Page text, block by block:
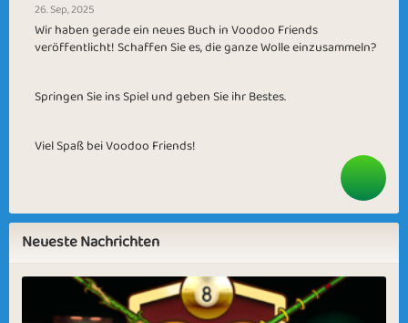
26. Sep, 2025
Wir haben gerade ein neues Buch in Voodoo Friends
veröffentlicht! Schaffen Sie es, die ganze Wolle einzusammeln?
Springen Sie ins Spiel und geben Sie ihr Bestes.
Viel Spaß bei Voodoo Friends!
Neueste Nachrichten